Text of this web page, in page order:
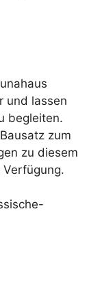
und lassen
begleiten.
zum
zu diesem